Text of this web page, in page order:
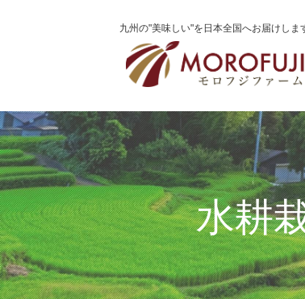
九州の"美味しい"を日本全国へお届けしま
水耕